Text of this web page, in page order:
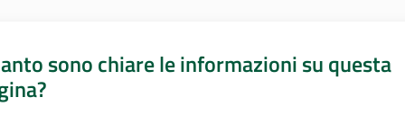
sono chiare le informazioni su questa